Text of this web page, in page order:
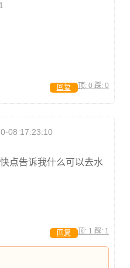
顶: 0 踩: 0
回复
08 17:23:10
点告诉我什么可以去水
顶: 1 踩: 1
回复